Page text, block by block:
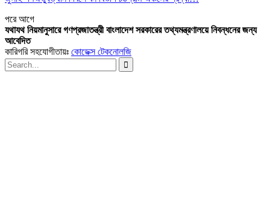
পরেআগে
যথাযথ নিয়মানুসারে গণপ্রজাতন্ত্রী বাংলাদেশ সরকারের তথ্যমন্ত্রণালয়ে নিবন্ধনের জন্য
আবেদিত
কারিগরি সহযোগীতায়ঃ কোডেক্স টেকনোলজি